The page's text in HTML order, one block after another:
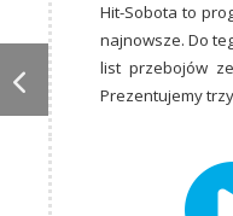
Hit-Sobota to
najnowsze. Do
list przebojów
Prezentujemy